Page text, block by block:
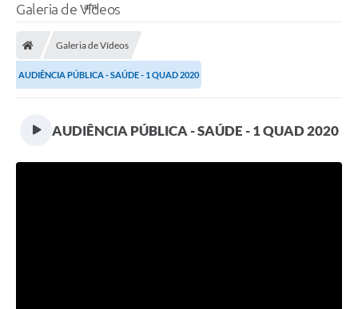
Galeria de Vídeos
Galeria de Vídeos
AUDIÊNCIA PÚBLICA - SAÚDE - 1 QUAD 2020
AUDIÊNCIA PÚBLICA - SAÚDE - 1 QUAD 2020